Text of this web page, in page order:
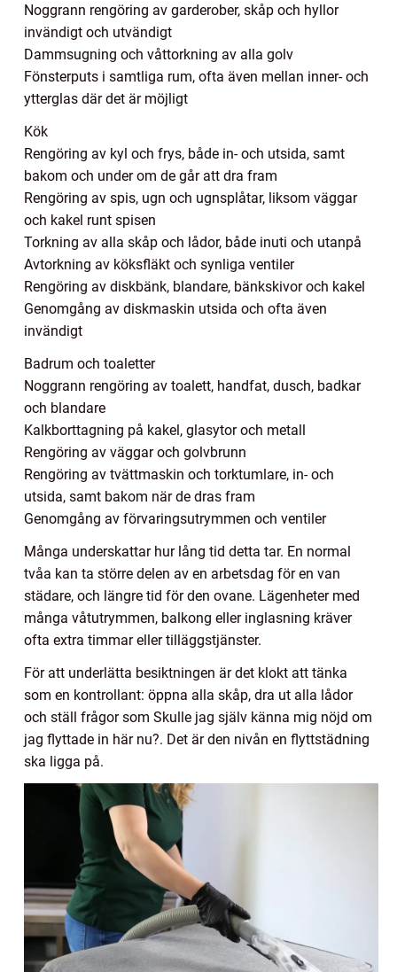
Noggrann rengöring av garderober, skåp och hyllor
invändigt och utvändigt
Dammsugning och våttorkning av alla golv
Fönsterputs i samtliga rum, ofta även mellan inner- och
ytterglas där det är möjligt
Kök
Rengöring av kyl och frys, både in- och utsida, samt
bakom och under om de går att dra fram
Rengöring av spis, ugn och ugnsplåtar, liksom väggar
och kakel runt spisen
Torkning av alla skåp och lådor, både inuti och utanpå
Avtorkning av köksfläkt och synliga ventiler
Rengöring av diskbänk, blandare, bänkskivor och kakel
Genomgång av diskmaskin utsida och ofta även
invändigt
Badrum och toaletter
Noggrann rengöring av toalett, handfat, dusch, badkar
och blandare
Kalkborttagning på kakel, glasytor och metall
Rengöring av väggar och golvbrunn
Rengöring av tvättmaskin och torktumlare, in- och
utsida, samt bakom när de dras fram
Genomgång av förvaringsutrymmen och ventiler
Många underskattar hur lång tid detta tar. En normal
tvåa kan ta större delen av en arbetsdag för en van
städare, och längre tid för den ovane. Lägenheter med
många våtutrymmen, balkong eller inglasning kräver
ofta extra timmar eller tilläggstjänster.
För att underlätta besiktningen är det klokt att tänka
som en kontrollant: öppna alla skåp, dra ut alla lådor
och ställ frågor som Skulle jag själv känna mig nöjd om
jag flyttade in här nu?. Det är den nivån en flyttstädning
ska ligga på.